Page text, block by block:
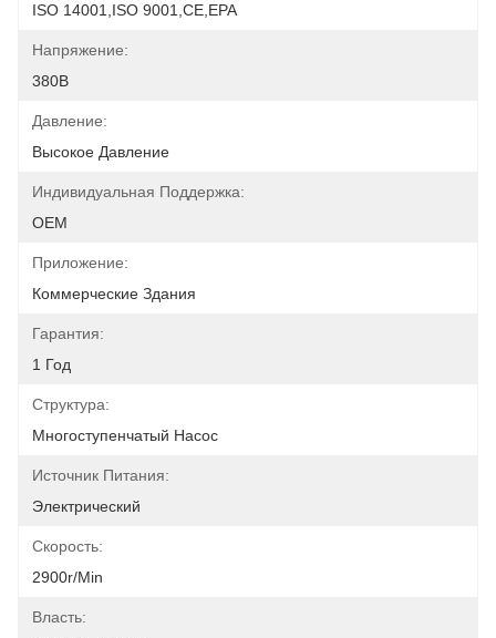
ISO 14001,ISO 9001,CE,EPA
Напряжение:
380В
Давление:
Высокое Давление
Индивидуальная Поддержка:
OEM
Приложение:
Коммерческие Здания
Гарантия:
1 Год
Структура:
Многоступенчатый Насос
Источник Питания:
Электрический
Скорость:
2900r/min
Власть: